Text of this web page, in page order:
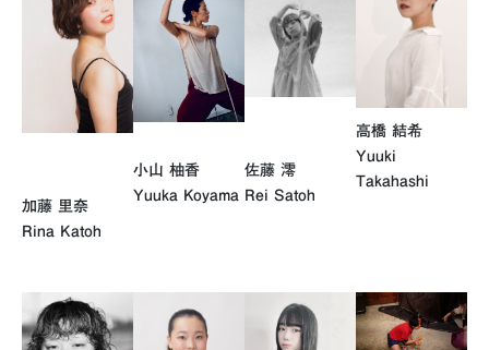
加藤 里奈
Rina Katoh
小山 柚香
Yuuka Koyama
佐藤 澪
Rei Satoh
高橋 結希
Yuuki
Takahashi